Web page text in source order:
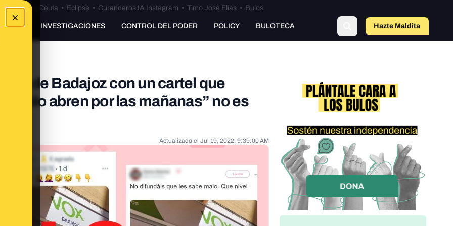
×
•Bulos Ceuta • Eclipse • Curanderos IA Instagram • Timo José Elías • Bulos
INVESTIGACIONES CONTROL DEL PODER POLICY BULOTECA Hazte Maldito
de Badajoz con un cartel que
sólo abren por las mañanas” no es
Actualizado el Jul 19, 2022, 9:39:00 AM